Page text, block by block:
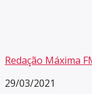
Redação Máxima
29/03/2021